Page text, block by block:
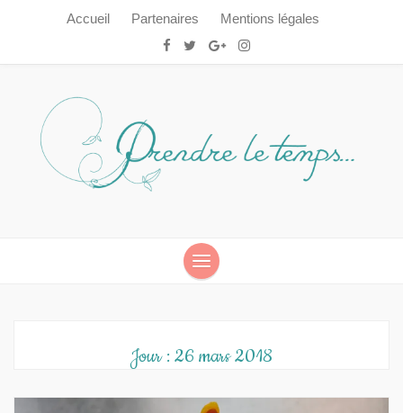
Accueil Partenaires Mentions légales
Jour : 26 mars 2018